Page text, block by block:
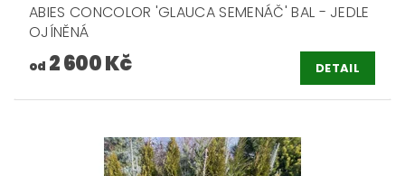
ABIES CONCOLOR 'GLAUCA SEMENÁČ' BAL - JEDLE
OJÍNĚNÁ
od 2 600 Kč DETAIL